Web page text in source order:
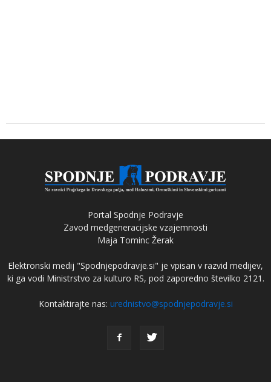
Portal Spodnje Podravje
Zavod medgeneracijske vzajemnosti
Maja Tominc Žerak
Elektronski medij "Spodnjepodravje.si" je vpisan v razvid medijev,
ki ga vodi Ministrstvo za kulturo RS, pod zaporedno številko 2121.
Kontaktirajte nas: urednistvo@spodnjepodravje.si